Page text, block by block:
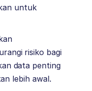
untuk
risiko bagi
data penting
lebih awal.